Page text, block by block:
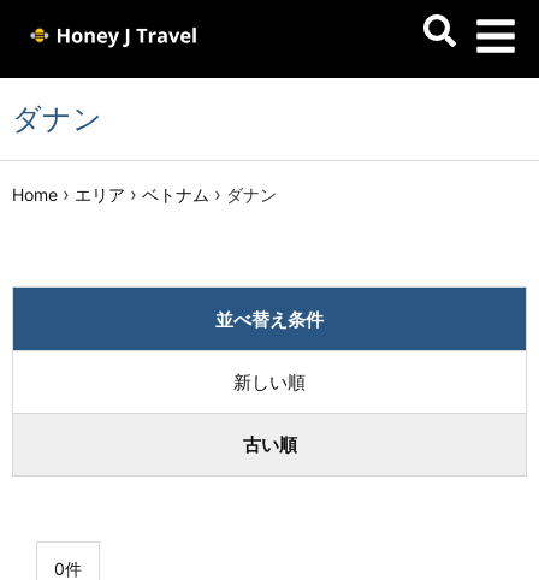
ダナン
Home › エリア › ベトナム › ダナン
並べ替え条件
新しい順
古い順
0件